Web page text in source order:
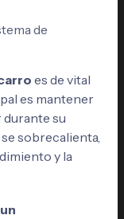
de
es de vital
es mantener
su
sobrecalienta,
y la